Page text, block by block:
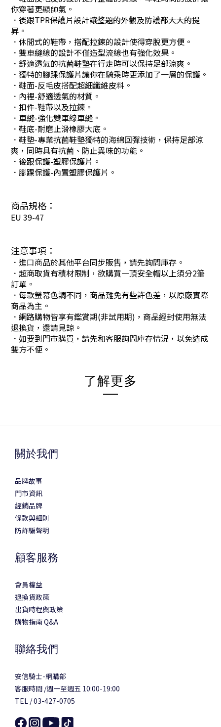
你穿著更顯帥氣。
．後跟TPR保護片設計讓整題的外觀及防護都大大的提
昇。
．休閒式的鞋帶，搭配拉鍊的設計使得穿脫更方便。
．雙車縫線的設計不僅造型流線也有強化效果。
．舒適透氣的抗菌鞋墊在行走時可以保持足部涼爽。
．獨特的腳踝保護片讓你在騎乘時更添加了一層的保護。
．鞋面-反毛皮搭配超細纖維皮料。
．內裡-舒適透氣的材質。
．扣件-鞋帶以及拉鍊。
．車縫-強化雙車線車縫。
．鞋底-耐磨止滑橡膠大底。
．鞋墊-專業抗菌鞋墊獨特的海綿回彈技術，保持足部涼
爽，同時具有抗菌、防止異味的功能。
．後跟保護-塑膠保護片。
．腳踝保護-內置塑膠保護片。
商品規格：
EU 39-47
注意事項：
．進口商品於其他平台同步販售，請先詢問庫存。
．超商取貨有積材限制，欲購買一頂安全帽以上須分2筆
訂單。
．每款螢幕色調不同，商品難免有些許色差，以原廠實際
商品為主。
．網路購物皆享有鑑賞期(非試用期)，商品經封使用無法
退換貨，還請見諒。
．如要到門市購買，請先和客服詢問庫存情況，以免造成
雙方不便。
了解更多
關於我們
品牌故事
門市資訊
經銷品牌
條款與細則
防詐騙聲明
顧客服務
會員權益
退換貨政策
出貨時程與政策
購物指南 Q&A
聯絡我們
安信騎士-網購部
客服時間 /週一至週五 10:00-19:00
TEL / 03-427-0705